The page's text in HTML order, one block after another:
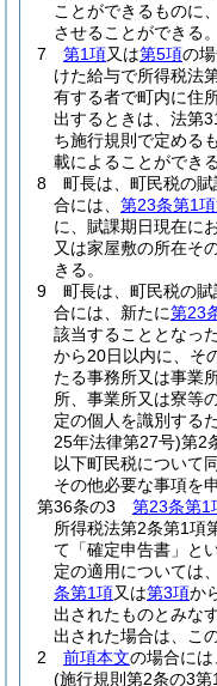
ことができるものに
させることができる。
7
第1項又は第5項の
けた給与で所得税法
有する者で町内に住
出するときは、法第
ち施行規則で定める
載によることができる
8
町長は、町民税の
合には、 第23条第1
に、賦課期日現在に
又は家屋敷の所在そ
きる。
9
町長は、町民税の
合には、新たに第23
該当することとなっ
から20日以内に、そ
たる事務所又は事業
所、事業所又は寮等
定の個人を識別する
25年法律第27号)第2
以下町民税について
その他必要な事項を
第36条の3
第23条第1
所得税法第2条第1項
て「確定申告書」と
定の適用については
条第1項又は第3項か
出されたものとみなす
出された場合は、こ
2
前項本文の場合に
(施行規則第2条の3